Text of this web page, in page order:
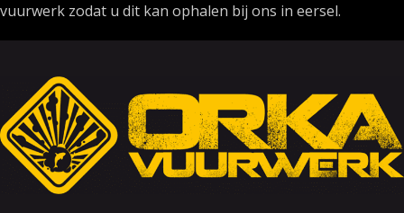
vuurwerk zodat u dit kan ophalen bij ons in eersel.